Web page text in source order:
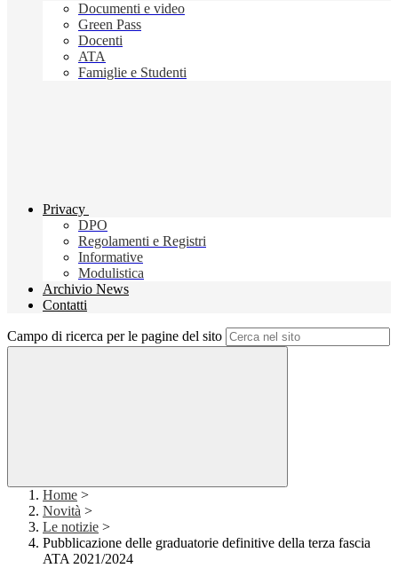
Documenti e video
Green Pass
Docenti
ATA
Famiglie e Studenti
Privacy
DPO
Regolamenti e Registri
Informative
Modulistica
Archivio News
Contatti
Campo di ricerca per le pagine del sito
Home >
Novità >
Le notizie >
Pubblicazione delle graduatorie definitive della terza fascia
ATA 2021/2024